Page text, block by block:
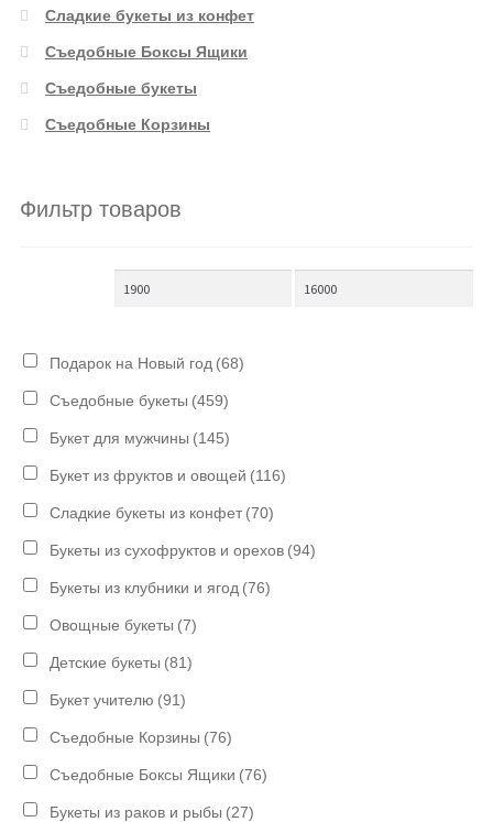
Сладкие букеты из конфет
Съедобные Боксы Ящики
Съедобные букеты
Съедобные Корзины
Фильтр товаров
Подарок на Новый год (68)
Съедобные букеты (459)
Букет для мужчины (145)
Букет из фруктов и овощей (116)
Сладкие букеты из конфет (70)
Букеты из сухофруктов и орехов (94)
Букеты из клубники и ягод (76)
Овощные букеты (7)
Детские букеты (81)
Букет учителю (91)
Съедобные Корзины (76)
Съедобные Боксы Ящики (76)
Букеты из раков и рыбы (27)